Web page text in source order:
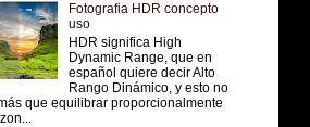
Fotografia HDR concepto
uso
HDR significa High
Dynamic Range, que en
español quiere decir Alto
Rango Dinámico, y esto no
que equilibrar proporcionalmente